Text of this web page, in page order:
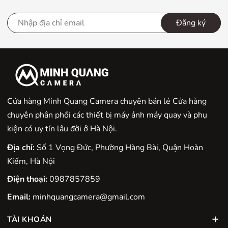
Đăng ký
Cửa hàng Minh Quang Camera chuyên bán lẻ Cửa hàng
chuyên phân phối các thiết bị máy ảnh máy quay và phụ
kiện có uy tín lâu đời ở Hà Nội.
Địa chỉ:Số 1 Vọng Đức, Phường Hàng Bài, Quận Hoàn
Kiếm, Hà Nội
Điện thoại:0987857859
Email: minhquangcamera@gmail.com
TÀI KHOẢN